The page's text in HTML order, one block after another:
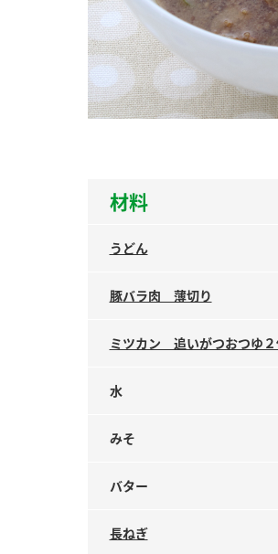
材料
うどん
豚バラ肉 薄切り
ミツカン 追いがつおつゆ２
水
みそ
バター
長ねぎ